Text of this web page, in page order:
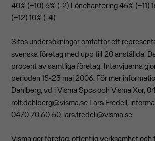
40% (+10) 6% (-2) Lönehantering 45% (+11)
(+12) 10% (-4)
Sifos undersökningar omfattar ett
svenska företag med upp till 20 anställda.
procent av samtliga företag. Intervjuerna
perioden 15-23 maj 2006. För mer
Dahlberg, vd i Visma Spcs och Visma Xor,
rolf.dahlberg@visma.se Lars Fredell,
0470-70 60 50, lars.fredell@visma.se
Visma ger företag, offentlig verksamhet och